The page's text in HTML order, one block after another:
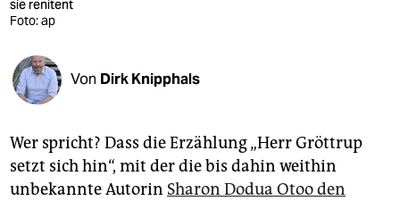
verlag
shop
fragen & hilfe
unterstützen
abo
sie renitent
Foto: ap
Von Dirk Knipphals
Wer spricht? Dass die Erzählung „Herr Gröt­trup
setzt sich hin“, mit der die bis dahin weithin
unbekannte Autorin Sharon Dodua Otoo den